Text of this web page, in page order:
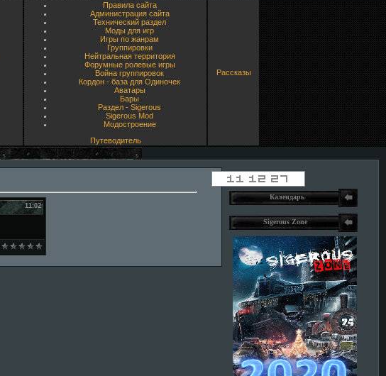
Правила сайта
Администрация сайта
Технический раздел
Моды для игр
Игры по жанрам
Группировки
Нейтральная территория
Форумные ролевые игры
Война группировок
Кордон - база для Одиночек
Аватары
Бары
Раздел - Sigerous
Sigerous Mod
Модостроение
Путеводитель
Рассказы
11:02
Календарь
Sigerous Zone